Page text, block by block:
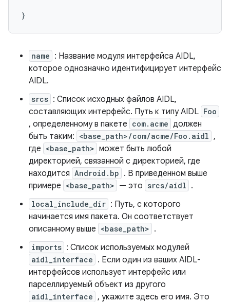
name : Название модуля интерфейса AIDL,
которое однозначно идентифицирует интерфейс
AIDL.
srcs : Список исходных файлов AIDL,
составляющих интерфейс. Путь к типу AIDL Foo
, определенному в пакете com.acme должен
быть таким: <base_path>/com/acme/Foo.aidl ,
где <base_path> может быть любой
директорией, связанной с директорией, где
находится Android.bp . В приведенном выше
примере <base_path> — это srcs/aidl .
local_include_dir : Путь, с которого
начинается имя пакета. Он соответствует
описанному выше <base_path> .
imports : Список используемых модулей
aidl_interface . Если один из ваших AIDL-
интерфейсов использует интерфейс или
парселлируемый объект из другого
aidl_interface , укажите здесь его имя. Это